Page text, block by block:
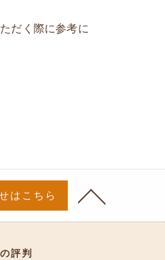
だく際に参考に
はこちら
評判